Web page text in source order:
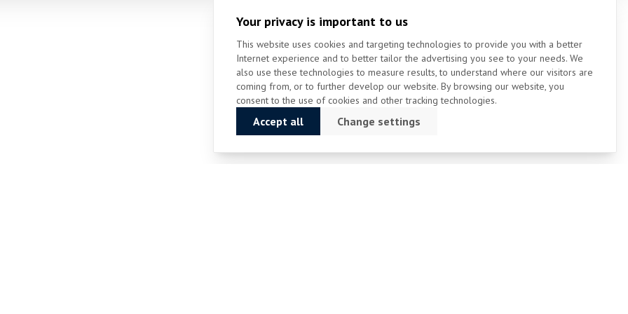
Your privacy is important to us
This website uses cookies and targeting technologies to provide you with a better
Internet experience and to better tailor the advertising you see to your needs. We
also use these technologies to measure results, to understand where our visitors are
coming from, or to further develop our website. By browsing our website, you
consent to the use of cookies and other tracking technologies.
Accept all Change settings